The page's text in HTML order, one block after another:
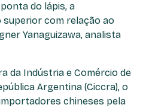
do lápis, a
com relação ao
Yanaguizawa, analista
da Indústria e Comércio de
Argentina (Ciccra), o
chineses pela